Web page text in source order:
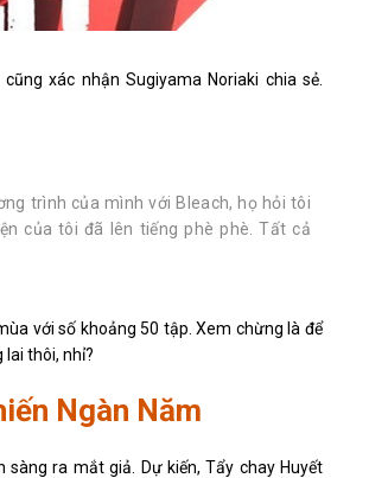
xác nhận Sugiyama Noriaki chia sẻ.
trình của mình với Bleach, họ hỏi tôi
của tôi đã lên tiếng phè phè. Tất cả
với số khoảng 50 tập. Xem chừng là để
thôi, nhỉ?
Ngàn Năm
ra mắt giả. Dự kiến, Tẩy chay Huyết